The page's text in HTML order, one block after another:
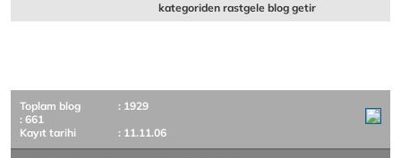
kategoriden rastgele blog getir
Toplam blog
: 1929
: 661
Kayıt tarihi
: 11.11.06